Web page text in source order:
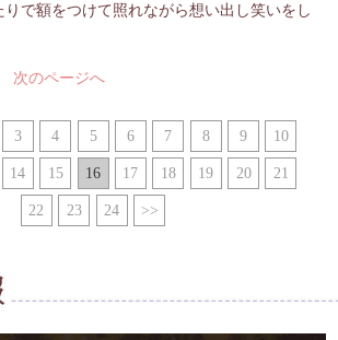
で額をつけて照れながら想い出し笑いをし
次のページへ
3 4 5 6 7 8 9 10
14 15 16 17 18 19 20 21
22 23 24 >>